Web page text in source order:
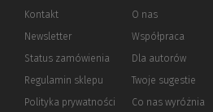
Kontakt
Newsletter
Status zamówienia
Regulamin sklepu
Polityka prywatności (Nowe
(Link
O nas
Współpraca
Dla autorów(Nowe
(Link
innej
strony)
Twoje sugestie
Co nas wyróżnia